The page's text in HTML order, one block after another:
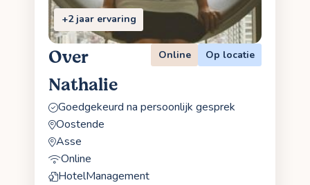
+2 jaar ervaring
Over
Nathalie
Online Op locatie
Goedgekeurd na persoonlijk gesprek
Oostende
Asse
Online
HotelManagement